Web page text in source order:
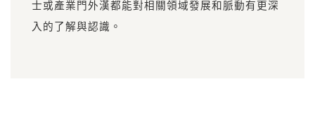
士或產業門外漢都能對相關領域發展和脈動有更深
入的了解與認識。